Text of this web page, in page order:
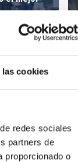
las cookies
redes sociales
partners de
proporcionado o